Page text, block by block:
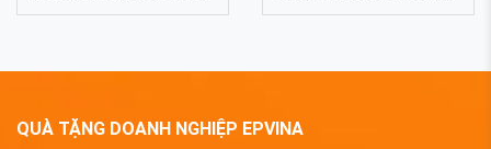
sau kim cài 13
032
QUÀ TẶNG DOANH NGHIỆP EPVINA